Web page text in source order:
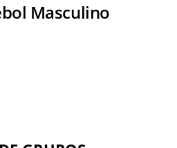
Masculino